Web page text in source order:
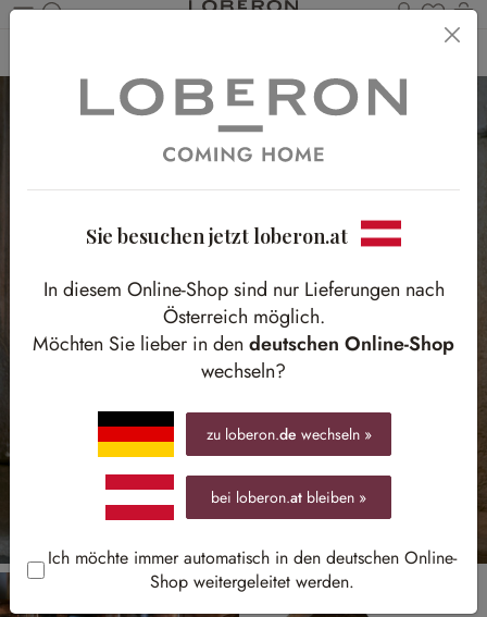
Du
Sie besuchen jetzt loberon.at
In diesem Online-Shop sind nur Lieferungen nach
Österreich möglich.
Möchten Sie lieber in den deutschen Online-Shop
wechseln?
zu loberon.de wechseln »
bei loberon.at bleiben »
Ich möchte immer automatisch in den deutschen Online-
Shop weitergeleitet werden.